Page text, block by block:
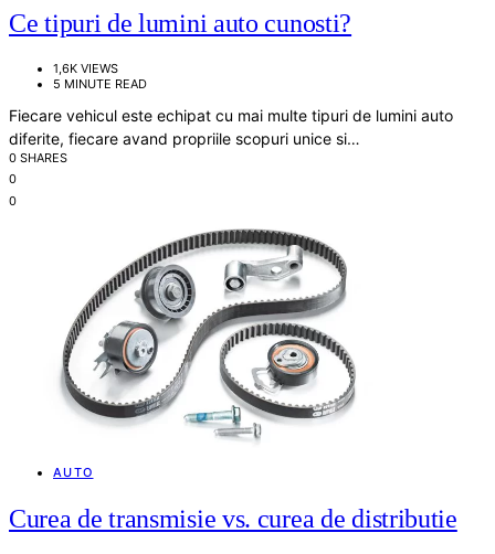
Ce tipuri de lumini auto cunosti?
1,6K VIEWS
5 MINUTE READ
Fiecare vehicul este echipat cu mai multe tipuri de lumini auto
diferite, fiecare avand propriile scopuri unice si…
0 SHARES
0
0
AUTO
Curea de transmisie vs. curea de distributie